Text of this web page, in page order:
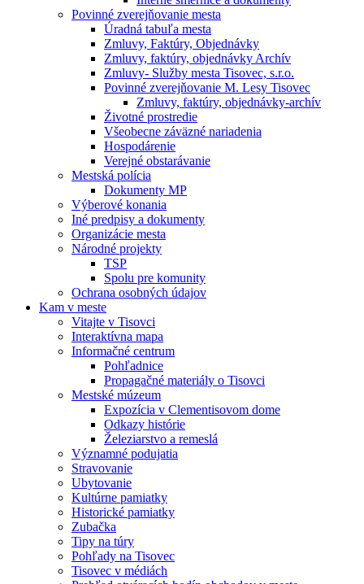
Povinné zverejňovanie mesta
Úradná tabuľa mesta
Zmluvy, Faktúry, Objednávky
Zmluvy, faktúry, objednávky Archív
Zmluvy- Služby mesta Tisovec, s.r.o.
Povinné zverejňovanie M. Lesy Tisovec
Zmluvy, faktúry, objednávky-archív
Životné prostredie
Všeobecne záväzné nariadenia
Hospodárenie
Verejné obstarávanie
Mestská polícia
Dokumenty MP
Výberové konania
Iné predpisy a dokumenty
Organizácie mesta
Národné projekty
TSP
Spolu pre komunity
Ochrana osobných údajov
Kam v meste
Vitajte v Tisovci
Interaktívna mapa
Informačné centrum
Pohľadnice
Propagačné materiály o Tisovci
Mestské múzeum
Expozícia v Clementisovom dome
Odkazy histórie
Železiarstvo a remeslá
Významné podujatia
Stravovanie
Ubytovanie
Kultúrne pamiatky
Historické pamiatky
Zubačka
Tipy na túry
Pohľady na Tisovec
Tisovec v médiách